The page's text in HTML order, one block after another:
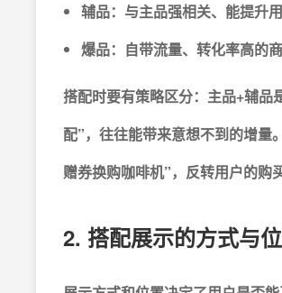
辅品：与主品强相关、能提升
爆品：自带流量、转化率高的
搭配时要有策略区分： 主品+辅品
配”，往往能带来意想不到的增量
赠券换购咖啡机”，反转用户的购
2. 搭配展示的方式与